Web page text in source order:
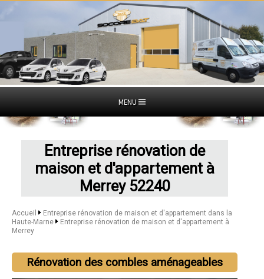
MENU
Entreprise rénovation de
maison et d'appartement à
Merrey 52240
Accueil
Entreprise rénovation de maison et d'appartement dans la
Haute-Marne
Entreprise rénovation de maison et d'appartement à
Merrey
Rénovation des combles aménageables